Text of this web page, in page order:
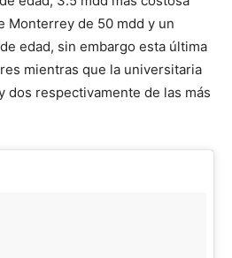
Monterrey de 50 mdd y un
edad, sin embargo esta última
mientras que la universitaria
dos respectivamente de las más